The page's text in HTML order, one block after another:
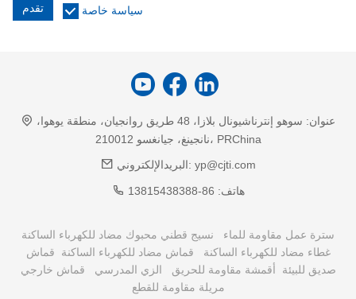
تقدم سياسة خاصة
عنوان:
سوهو إنترناشيونال بلازا، 48 طريق روانجيان، منطقة يوهوا،
نانجينغ، جيانغسو 210012، PRChina
البريدالإلكتروني: yp@cjti.com
هاتف: 86-13815438388
سترة عمل مقاومة للماء
نسيج قطني محبوك مضاد للكهرباء الساكنة
غطاء مضاد للكهرباء الساكنة
قماش مضاد للكهرباء الساكنة
قماش
صديق للبيئة
أقمشة مقاومة للحريق الزي المدرسي
قماش خارجي
مريلة مقاومة للقطع